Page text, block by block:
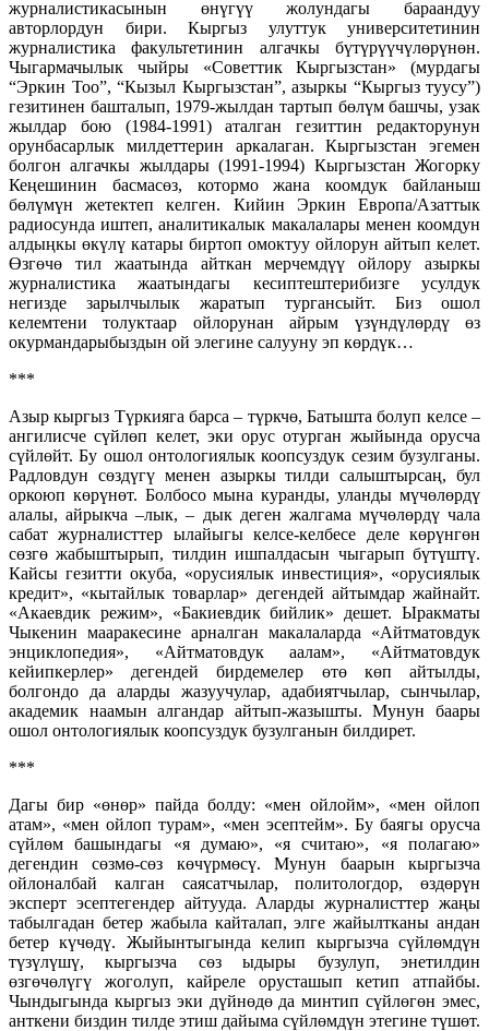
журналистикасынын өнүгүү жолундагы бараандуу
авторлордун бири. Кыргыз улуттук университетинин
журналистика факультетинин алгачкы бүтүрүүчүлөрүнөн.
Чыгармачылык чыйры «Советтик Кыргызстан» (мурдагы
“Эркин Тоо”, “Кызыл Кыргызстан”, азыркы “Кыргыз туусу”)
гезитинен башталып, 1979-жылдан тартып бөлүм башчы, узак
жылдар бою (1984-1991) аталган гезиттин редакторунун
орунбасарлык милдеттерин аркалаган. Кыргызстан эгемен
болгон алгачкы жылдары (1991-1994) Кыргызстан Жогорку
Кеңешинин басмасөз, котормо жана коомдук байланыш
бөлүмүн жетектеп келген. Кийин Эркин Европа/Азаттык
радиосунда иштеп, аналитикалык макалалары менен коомдун
алдыңкы өкүлү катары биртоп омоктуу ойлорун айтып келет.
Өзгөчө тил жаатында айткан мерчемдүү ойлору азыркы
журналистика жаатындагы кесиптештерибизге усулдук
негизде зарылчылык жаратып тургансыйт. Биз ошол
келемтени толуктаар ойлорунан айрым үзүндүлөрдү өз
окурмандарыбыздын ой элегине салууну эп көрдүк…
***
Азыр кыргыз Түркияга барса – түркчө, Батышта болуп келсе –
ангилисче сүйлөп келет, эки орус отурган жыйында орусча
сүйлөйт. Бу ошол онтологиялык коопсуздук сезим бузулганы.
Радловдун сөздүгү менен азыркы тилди салыштырсаң, бул
оркоюп көрүнөт. Болбосо мына куранды, уланды мүчөлөрдү
алалы, айрыкча –лык, – дык деген жалгама мүчөлөрдү чала
сабат журналисттер ылайыгы келсе-келбесе деле көрүнгөн
сөзгө жабыштырып, тилдин ишпалдасын чыгарып бүтүштү.
Кайсы гезитти окуба, «орусиялык инвестиция», «орусиялык
кредит», «кытайлык товарлар» дегендей айтымдар жайнайт.
«Акаевдик режим», «Бакиевдик бийлик» дешет. Ыракматы
Чыкенин мааракесине арналган макалаларда «Айтматовдук
энциклопедия», «Айтматовдук аалам», «Айтматовдук
кейипкерлер» дегендей бирдемелер өтө көп айтылды,
болгондо да аларды жазуучулар, адабиятчылар, сынчылар,
академик наамын алгандар айтып-жазышты. Мунун баары
ошол онтологиялык коопсуздук бузулганын билдирет.
***
Дагы бир «өнөр» пайда болду: «мен ойлойм», «мен ойлоп
атам», «мен ойлоп турам», «мен эсептейм». Бу баягы орусча
сүйлөм башындагы «я думаю», «я считаю», «я полагаю»
дегендин сөзмө-сөз көчүрмөсү. Мунун баарын кыргызча
ойлоналбай калган саясатчылар, политологдор, өздөрүн
эксперт эсептегендер айтууда. Аларды журналисттер жаңы
табылгадан бетер жабыла кайталап, элге жайылтканы андан
бетер күчөдү. Жыйынтыгында келип кыргызча сүйлөмдүн
түзүлүшү, кыргызча сөз ыдыры бузулуп, энетилдин
өзгөчөлүгү жоголуп, кайреле орусташып кетип атпайбы.
Чындыгында кыргыз эки дүйнөдө да минтип сүйлөгөн эмес,
анткени биздин тилде этиш дайыма сүйлөмдүн этегине түшөт.